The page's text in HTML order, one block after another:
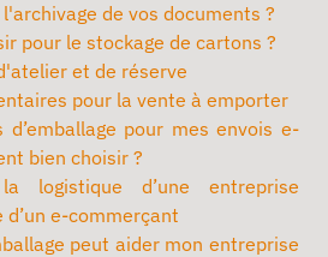
de vos documents ?
pour le stockage de cartons ?
et de réserve
pour la vente à emporter
pour mes envois e-
bien choisir ?
logistique d’une entreprise
e-commerçant
peut aider mon entreprise